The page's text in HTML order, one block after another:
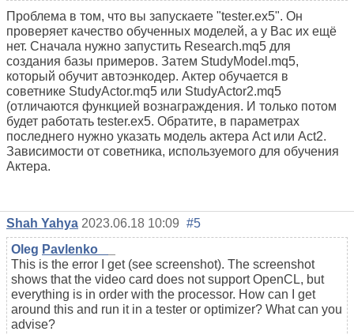
Проблема в том, что вы запускаете "tester.ex5". Он
проверяет качество обученных моделей, а у Вас их ещё
нет. Сначала нужно запустить Research.mq5 для
создания базы примеров. Затем StudyModel.mq5,
который обучит автоэнкодер. Актер обучается в
советнике StudyActor.mq5 или StudyActor2.mq5
(отличаются функцией вознаграждения. И только потом
будет работать tester.ex5. Обратите, в параметрах
последнего нужно указать модель актера Act или Act2.
Зависимости от советника, используемого для обучения
Актера.
Shah Yahya 2023.06.18 10:09 #5
Oleg Pavlenko_
This is the error I get (see screenshot). The screenshot
shows that the video card does not support OpenCL, but
everything is in order with the processor. How can I get
around this and run it in a tester or optimizer? What can you
advise?